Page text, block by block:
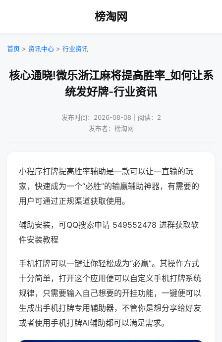
榜淘网
首页 > 资讯中心 > 行业资讯
核心通晓!微乐浙江麻将提高胜率_如何让系
统发好牌-行业资讯
发布时间：2026-08-08｜阅读：2
发布者：榜淘网
小程序打牌提高胜率辅助是一款可以让一直输的玩
家，快速成为一个“必胜”的输赢辅助神器，有需要的
用户可通过正规渠道获取使用。
辅助安装，可QQ搜索申请 549552478 进群获取软
件安装教程
手机打牌可以一键让你轻松成为“必赢”。其操作方式
十分简单，打开这个应用便可以自定义手机打牌系统
规律，只需要输入自己想要的开挂功能，一键便可以
生成出手机打牌专用辅助器，不管你是想分享给好友
或者使用手机打牌AI辅助都可以满足需求。